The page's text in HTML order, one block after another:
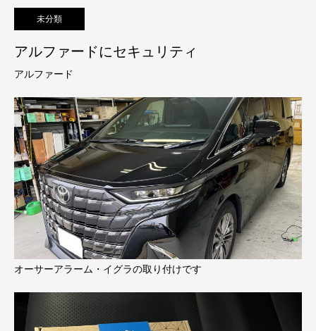
未分類
アルファードにセキュリティ
アルファード
オーサーアラーム・イグラの取り付けです